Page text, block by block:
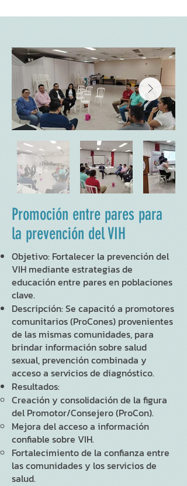
Promoción entre pares para
la prevención del VIH
Objetivo: Fortalecer la prevención del
VIH mediante estrategias de
educación entre pares en poblaciones
clave.
Descripción: Se capacitó a promotores
comunitarios (ProCones) provenientes
de las mismas comunidades, para
brindar información sobre salud
sexual, prevención combinada y
acceso a servicios de diagnóstico.
Resultados:
Creación y consolidación de la figura
del Promotor/Consejero (ProCon).
Mejora del acceso a información
confiable sobre VIH.
Fortalecimiento de la confianza entre
las comunidades y los servicios de
salud.